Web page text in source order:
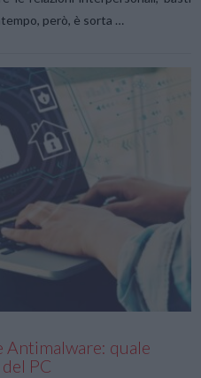
POST
però, è sorta …
quale
PC